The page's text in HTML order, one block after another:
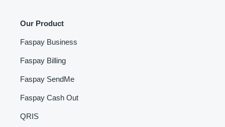
Our Product
Faspay Business
Faspay Billing
Faspay SendMe
Faspay Cash Out
QRIS